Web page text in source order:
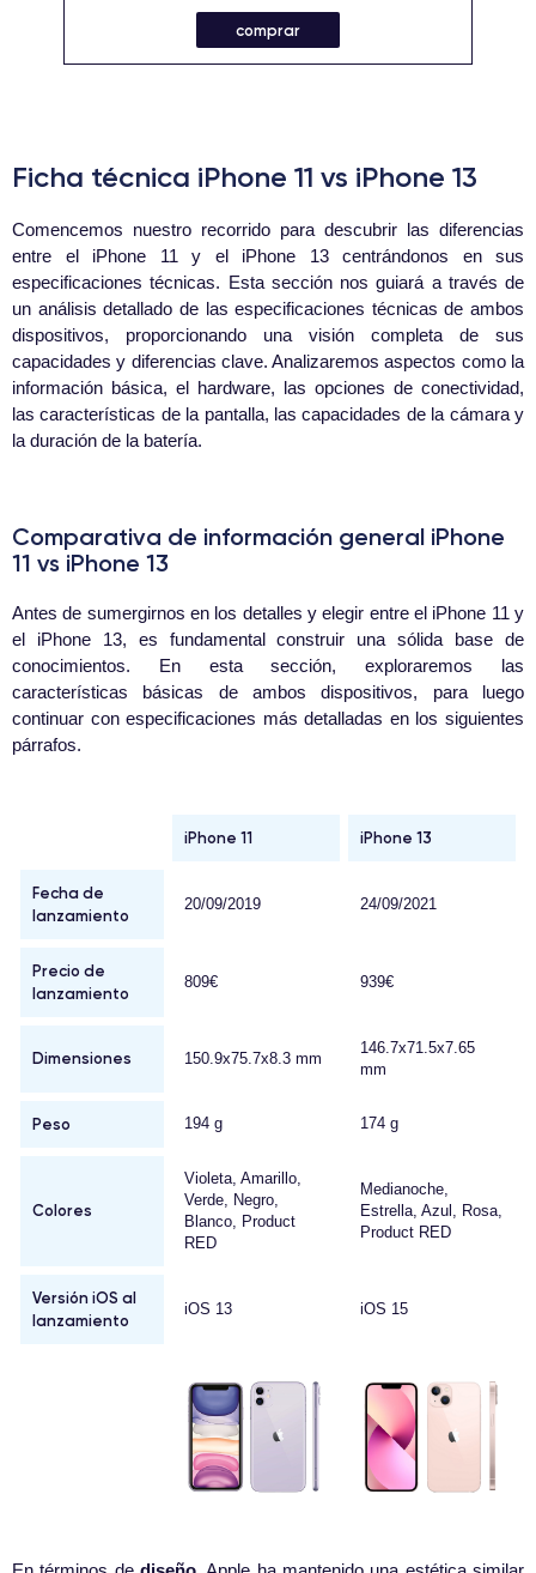
comprar
Ficha técnica iPhone 11 vs iPhone 13
Comencemos nuestro recorrido para descubrir las diferencias
entre el iPhone 11 y el iPhone 13 centrándonos en sus
especificaciones técnicas. Esta sección nos guiará a través de
un análisis detallado de las especificaciones técnicas de ambos
dispositivos, proporcionando una visión completa de sus
capacidades y diferencias clave. Analizaremos aspectos como la
información básica, el hardware, las opciones de conectividad,
las características de la pantalla, las capacidades de la cámara y
la duración de la batería.
Comparativa de información general iPhone
11 vs iPhone 13
Antes de sumergirnos en los detalles y elegir entre el iPhone 11 y
el iPhone 13, es fundamental construir una sólida base de
conocimientos. En esta sección, exploraremos las
características básicas de ambos dispositivos, para luego
continuar con especificaciones más detalladas en los siguientes
párrafos.
iPhone 11 iPhone 13
Fecha de
lanzamiento
20/09/2019 24/09/2021
Precio de
lanzamiento
809€ 939€
Dimensiones 150.9x75.7x8.3 mm
146.7x71.5x7.65
mm
Peso 194 g 174 g
Colores
Violeta, Amarillo,
Verde, Negro,
Blanco, Product
RED
Medianoche,
Estrella, Azul, Rosa,
Product RED
Versión iOS al
lanzamiento
iOS 13 iOS 15